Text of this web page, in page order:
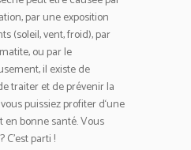
ation,paruneexposition
(soleil,vent,froid),par
ite,ou parle
ment,il existede
traiteretdeprévenirla
vouspuissiezprofiterd‘une
en bonnesanté. Vous
parti !